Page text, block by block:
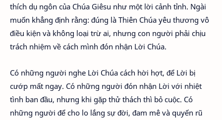
thích dụ ngôn của Chúa Giêsu như một lời cảnh tỉnh. Ngài
muốn khẳng định rằng: đúng là Thiên Chúa yêu thương vô
điều kiện và không loại trừ ai, nhưng con người phải chịu
trách nhiệm về cách mình đón nhận Lời Chúa.
Có những người nghe Lời Chúa cách hời hợt, để Lời bị
cướp mất ngay. Có những người đón nhận Lời với nhiệt
tình ban đầu, nhưng khi gặp thử thách thì bỏ cuộc. Có
những người để cho lo lắng sự đời, đam mê và quyến rũ